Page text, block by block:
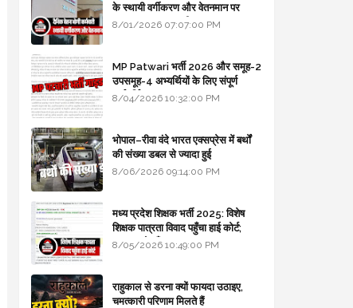
के स्थायी वर्गीकरण और वेतनमान पर
सरकार का बड़ा स्पष्टीकरण
8/01/2026 07:07:00 PM
MP Patwari भर्ती 2026 और समूह-2
उपसमूह-4 अभ्यर्थियों के लिए संपूर्ण
मार्गदर्शिका
8/04/2026 10:32:00 PM
भोपाल–रीवा वंदे भारत एक्सप्रेस में बर्थों
की संख्या डबल से ज्यादा हुई
8/06/2026 09:14:00 PM
मध्य प्रदेश शिक्षक भर्ती 2025: विशेष
शिक्षक पात्रता विवाद पहुँचा हाई कोर्ट;
सरकार से माँगा जवाब
8/05/2026 10:49:00 PM
राहुकाल से डरना क्यों फायदा उठाइए,
चमत्कारी परिणाम मिलते हैं